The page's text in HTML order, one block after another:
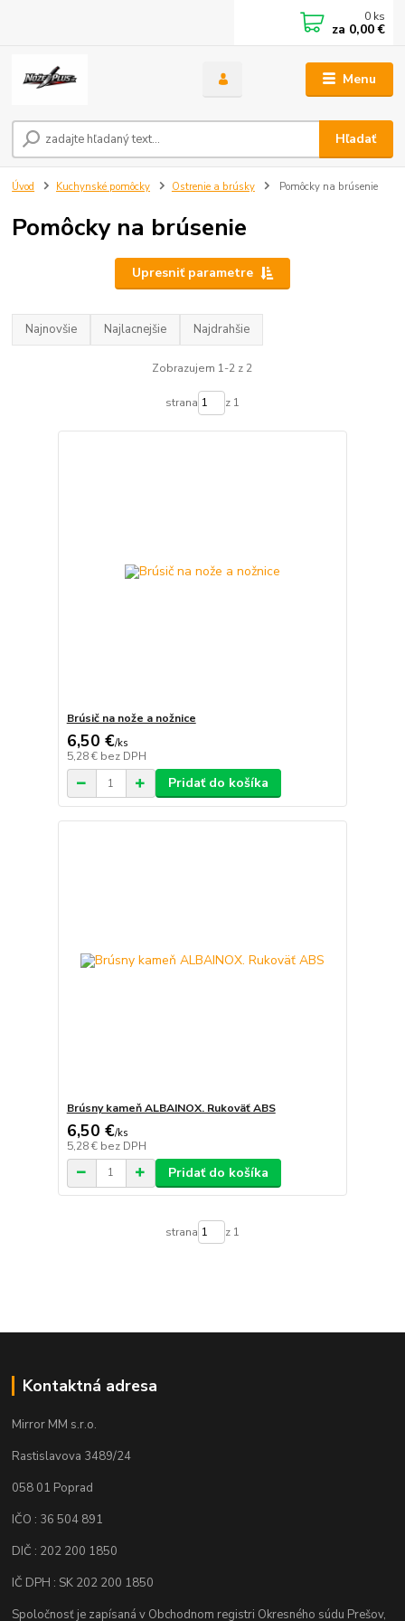
Menu
Hľadať
0 ks
za 0,00 €
Úvod Kuchynské pomôcky Ostrenie a brúsky Pomôcky na brúsenie
Pomôcky na brúsenie
Upresniť parametre
Najnovšie Najlacnejšie Najdrahšie
Zobrazujem 1-2 z 2
strana z 1
Brúsič na nože a nožnice
6,50 €/ks
5,28 € bez DPH
Pridať do košíka
Brúsny kameň ALBAINOX. Rukoväť ABS
6,50 €/ks
5,28 € bez DPH
Pridať do košíka
strana z 1
Kontaktná adresa
Mirror MM s.r.o.
Rastislavova 3489/24
058 01 Poprad
IČO : 36 504 891
DIČ : 202 200 1850
IČ DPH : SK 202 200 1850
Spoločnosť je zapísaná v Obchodnom registri Okresného súdu Prešov,